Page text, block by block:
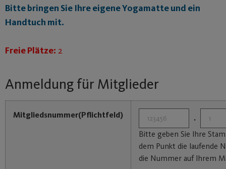
Bitte bringen Sie Ihre eigene Yogamatte und ein
Handtuch mit.
Freie Plätze: 2
Anmeldung für Mitglieder
Mitgliedsnummer(Pflichtfeld)
.
Bitte geben Sie Ihre
dem Punkt die laufende
die Nummer auf Ihrem